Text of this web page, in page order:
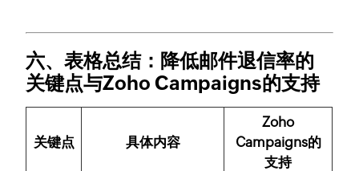
六、表格总结：降低邮件退信率的
关键点与Zoho Campaigns的支持
关键点 具体内容
Zoho
Campaigns的
支持